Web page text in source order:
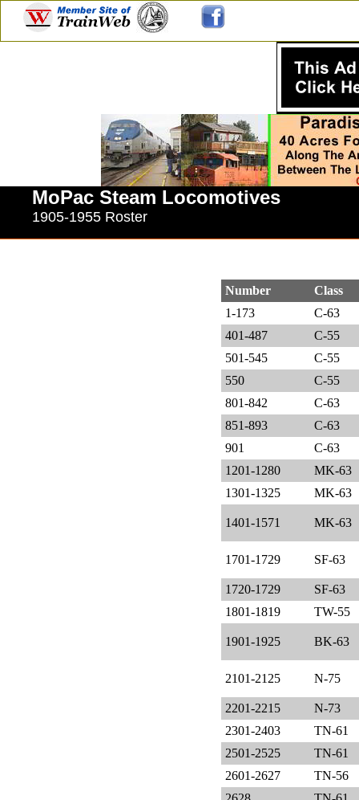
MoPac Steam Locomotives
1905-1955 Roster
Number
Class
1-173
C-63
401-487
C-55
501-545
C-55
550
C-55
801-842
C-63
851-893
C-63
901
C-63
1201-1280
MK-63
1301-1325
MK-63
1401-1571 MK-63
1701-1729 SF-63
1720-1729
SF-63
1801-1819
TW-55
1901-1925 BK-63
2101-2125 N-75
2201-2215
N-73
2301-2403
TN-61
2501-2525
TN-61
2601-2627
TN-56